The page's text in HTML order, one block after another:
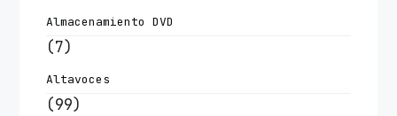
Almacenamiento DVD
(7)
Altavoces
(99)